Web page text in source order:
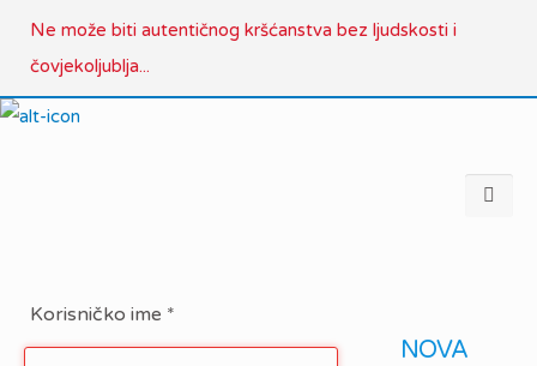
Ne može biti autentičnog kršćanstva bez ljudskosti i
čovjekoljublja...
Korisničko ime *
NOVA